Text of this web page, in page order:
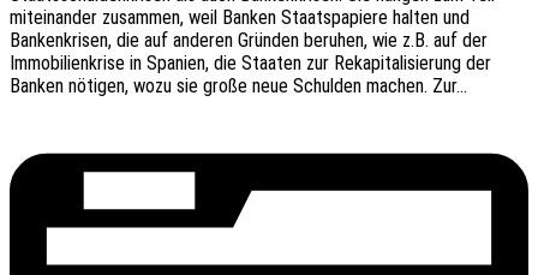
mitein­an­der zusam­men, weil Banken Staats­pa­pie­re halten und
Banken­kri­sen, die auf ande­ren Grün­den beru­hen, wie z.B. auf der
Immo­bi­li­en­kri­se in Spani­en, die Staa­ten zur Reka­pi­ta­li­sie­rung der
Banken nöti­gen, wozu sie große neue Schul­den machen. Zur…